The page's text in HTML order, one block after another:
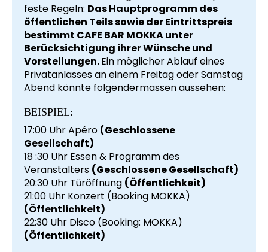
feste Regeln: Das Hauptprogramm des
öffentlichen Teils sowie der Eintrittspreis
bestimmt CAFE BAR MOKKA unter
Berücksichtigung ihrer Wünsche und
Vorstellungen.Ein möglicher Ablauf eines
Privatanlasses an einem Freitag oder Samstag
Abend könnte folgendermassen aussehen:
BEISPIEL:
17:00 Uhr Apéro (Geschlossene
Gesellschaft)
18 :30 Uhr Essen & Programm des
Veranstalters (Geschlossene Gesellschaft)
20:30 Uhr Türöffnung (Öffentlichkeit)
21:00 Uhr Konzert (Booking MOKKA)
(Öffentlichkeit)
22:30 Uhr Disco (Booking: MOKKA)
(Öffentlichkeit)